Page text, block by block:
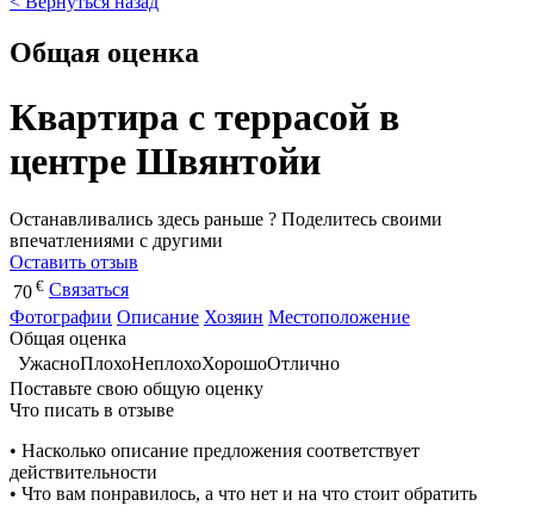
Общая оценка
Квартира с террасой в
центре Швянтойи
Останавливались здесь раньше ? Поделитесь своими
впечатлениями с другими
Оставить отзыв
70 € Связаться
Фотографии Описание Хозяин Местоположение
Общая оценка
УжасноПлохоНеплохоХорошоОтлично
Поставьте свою общую оценку
Что писать в отзыве
• Насколько описание предложения соответствует
действительности
• Что вам понравилось, а что нет и на что стоит обратить